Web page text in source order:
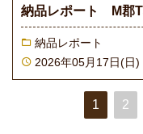
納品レポート M郡
納品レポート
2026年05月17日(日)
1 2